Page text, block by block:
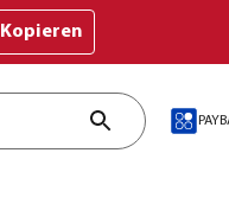
Kopieren